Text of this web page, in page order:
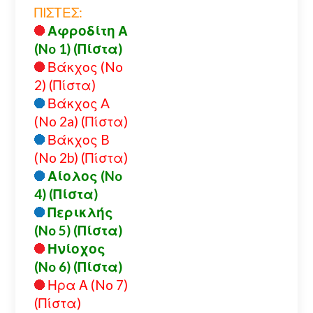
ΠΙΣΤΕΣ:
Αφροδίτη Α
(No 1) (Πίστα)
Βάκχος (No
2) (Πίστα)
Βάκχος A
(No 2a) (Πίστα)
Βάκχος B
(No 2b) (Πίστα)
Αίολος (No
4) (Πίστα)
Περικλής
(No 5) (Πίστα)
Ηνίοχος
(No 6) (Πίστα)
Ηρα Α (No 7)
(Πίστα)